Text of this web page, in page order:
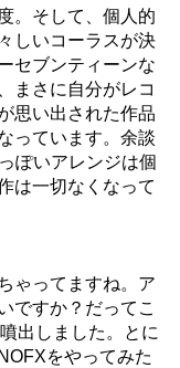
。そして、個人的
しいコーラスが決
セブンティーンな
まさに自分がレコ
思い出された作品
っています。余談
ぽいアレンジは個
は一切なくなって
ゃってますね。ア
ですか？だってこ
出しました。とに
をやってみた